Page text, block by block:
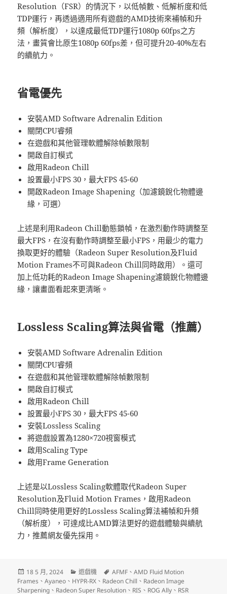
Resolution（FSR）的情況下，以低幀數、低解析度和低
TDP運行，再透過適用所有遊戲的AMD技術來補幀和升
頻（解析度），以達成最低TDP運行1080p 60fps之方
法，畫質會比原生1080p 60fps差，但可提升20-40%左右
的續航力。
省電優先
安裝AMD Software Adrenalin Edition
關閉CPU睿頻
在遊戲和其他管理軟體解除幀數限制
開啟自訂模式
啟用Radeon Chill
設置最小FPS 30，最大FPS 45-60
開啟Radeon Image Shapening（加濾鏡銳化物體邊
緣，可選）
上述是利用Radeon Chill動態鎖幀，在激烈動作時調整至
最大FPS，在沒有動作時調整至最小FPS，用最少的電力
換取更好的體驗（Radeon Super Resolution及Fluid
Motion Frames不可與Radeon Chill同時啟用）。還可
加上低功耗的Radeon Image Shapening濾鏡銳化物體邊
緣，讓畫面看起來更清晰。
Lossless Scaling算法與省電（推薦）
安裝AMD Software Adrenalin Edition
關閉CPU睿頻
在遊戲和其他管理軟體解除幀數限制
開啟自訂模式
啟用Radeon Chill
設置最小FPS 30，最大FPS 45-60
安裝Lossless Scaling
將遊戲設置為1280×720視窗模式
啟用Scaling Type
啟用Frame Generation
上述是以Lossless Scaling軟體取代Radeon Super
Resolution及Fluid Motion Frames，啟用Radeon
Chill同時使用更好的Lossless Scaling算法補幀和升頻
（解析度），可達成比AMD算法更好的遊戲體驗與續航
力，推薦網友優先採用。
發
佈
日
18 5 月, 2024
分
類
遊戲機
標
籤
AFMF 、AMD Fluid Motion
Frames 、Ayaneo 、 HYPR-RX 、 Radeon Chill 、 Radeon Image
Sharpening 、 Radeon Super Resolution 、 RIS 、 ROG Ally 、 RSR